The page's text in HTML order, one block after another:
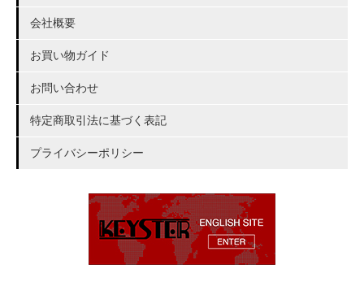
会社概要
お買い物ガイド
お問い合わせ
特定商取引法に基づく表記
プライバシーポリシー